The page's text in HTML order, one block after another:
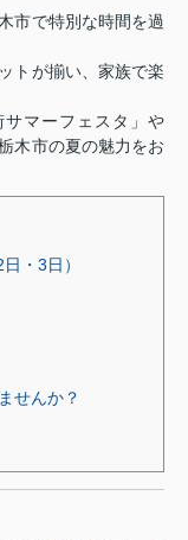
市で特別な時間を過
トが揃い、家族で楽
マーフェスタ」や
木市の夏の魅力をお
・3日）
せんか？